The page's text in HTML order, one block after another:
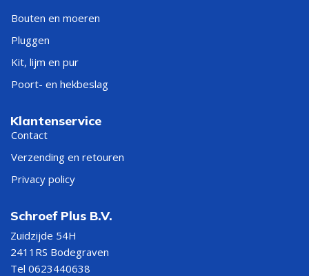
Bouten en moeren
Pluggen
Kit, lijm en pur
Poort- en hekbeslag
Klantenservice
Contact
Verzending en retouren
Privacy policy
Schroef Plus B.V.
Zuidzijde 54H
2411RS Bodegraven
Tel 0623440638